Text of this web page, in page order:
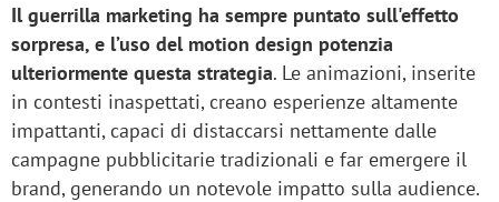
Il guerrilla marketing ha sempre puntato sull'effetto
sorpresa, e l’uso del motion design potenzia
ulteriormente questa strategia. Le animazioni, inserite
in contesti inaspettati, creano esperienze altamente
impattanti, capaci di distaccarsi nettamente dalle
campagne pubblicitarie tradizionali e far emergere il
brand, generando un notevole impatto sulla audience.